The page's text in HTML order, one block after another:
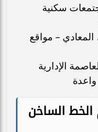
سكنية
– مواقع
الإدارية
الساخن